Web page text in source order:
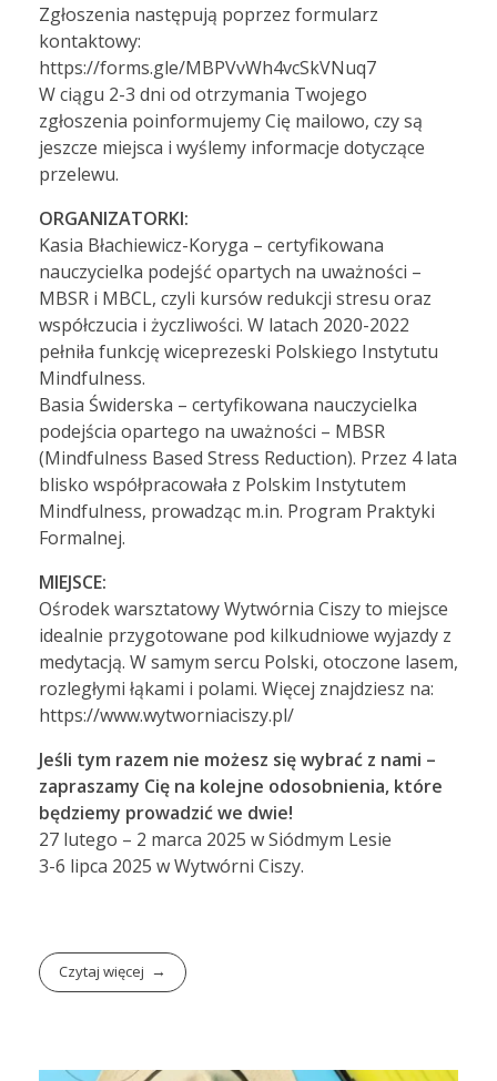
Zgłoszenia następują poprzez formularz
kontaktowy:
https://forms.gle/MBPVvWh4vcSkVNuq7
W ciągu 2-3 dni od otrzymania Twojego
zgłoszenia poinformujemy Cię mailowo, czy są
jeszcze miejsca i wyślemy informacje dotyczące
przelewu.
ORGANIZATORKI:
Kasia Błachiewicz-Koryga – certyfikowana
nauczycielka podejść opartych na uważności –
MBSR i MBCL, czyli kursów redukcji stresu oraz
współczucia i życzliwości. W latach 2020-2022
pełniła funkcję wiceprezeski Polskiego Instytutu
Mindfulness.
Basia Świderska – certyfikowana nauczycielka
podejścia opartego na uważności – MBSR
(Mindfulness Based Stress Reduction). Przez 4 lata
blisko współpracowała z Polskim Instytutem
Mindfulness, prowadząc m.in. Program Praktyki
Formalnej.
MIEJSCE:
Ośrodek warsztatowy Wytwórnia Ciszy to miejsce
idealnie przygotowane pod kilkudniowe wyjazdy z
medytacją. W samym sercu Polski, otoczone lasem,
rozległymi łąkami i polami. Więcej znajdziesz na:
https://www.wytworniaciszy.pl/
Jeśli tym razem nie możesz się wybrać z nami –
zapraszamy Cię na kolejne odosobnienia, które
będziemy prowadzić we dwie!
27 lutego – 2 marca 2025 w Siódmym Lesie
3-6 lipca 2025 w Wytwórni Ciszy.
Czytaj więcej